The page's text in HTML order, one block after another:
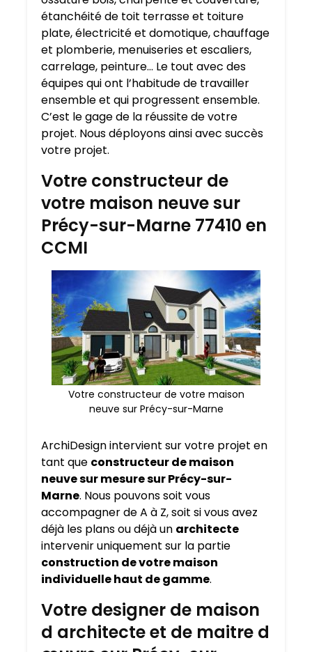
étanchéité de toit terrasse et toiture
plate, électricité et domotique, chauffage
et plomberie, menuiseries et escaliers,
carrelage, peinture… Le tout avec des
équipes qui ont l’habitude de travailler
ensemble et qui progressent ensemble.
C’est le gage de la réussite de votre
projet. Nous déployons ainsi avec succès
votre projet.
Votre constructeur de
votre maison neuve sur
Précy-sur-Marne 77410 en
CCMI
Votre constructeur de votre maison
neuve sur Précy-sur-Marne
ArchiDesign intervient sur votre projet en
tant que constructeur de maison
neuve sur mesure surPrécy-sur-
Marne. Nous pouvons soit vous
accompagner de A à Z, soit si vous avez
déjà les plans ou déjà un architecte
intervenir uniquement sur la partie
construction de votre maison
individuelle haut de gamme.
Votre designer de maison
d architecte et de maitre d